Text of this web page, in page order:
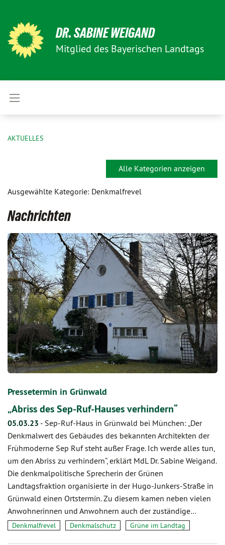
DR. SABINE WEIGAND
Mitglied des Bayerischen Landtags
AKTUELLES
Alle Kategorien anzeigen
Ausgewählte Kategorie: Denkmalfrevel
Nachrichten
Pressetermin in Grünwald
„Abriss des Sep-Ruf-Hauses verhindern“
05.03.23 - Sep-Ruf-Haus in Grünwald bei München: „Der
Denkmalwert des Gebäudes des bekannten Architekten der
Frühmoderne Sep Ruf steht außer Frage. Ich werde alles tun,
um den Abriss zu verhindern“, erklärt MdL Dr. Sabine Weigand.
Die denkmalpolitische Sprecherin der Grünen
Landtagsfraktion organisierte in der Hugo-Junkers-Straße in
Grünwald einen Ortstermin. Zu diesem kamen neben vielen
Anwohnerinnen und Anwohnern auch der zuständige…
Denkmalfrevel Denkmalschutz Grüne im Landtag